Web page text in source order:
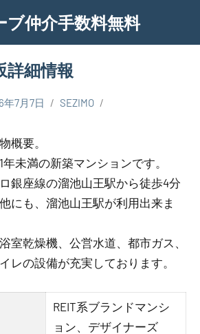
ブ仲介手数料無料
詳細情報
年7月7日 SEZIMO
概要。
未満の新築マンションです。
銀座線の溜池山王駅から徒歩4分
にも、溜池山王駅が利用出来ま
室乾燥機、公営水道、都市ガス、
レの設備が充実しております。
REIT系ブランドマンシ
ョン、デザイナーズ